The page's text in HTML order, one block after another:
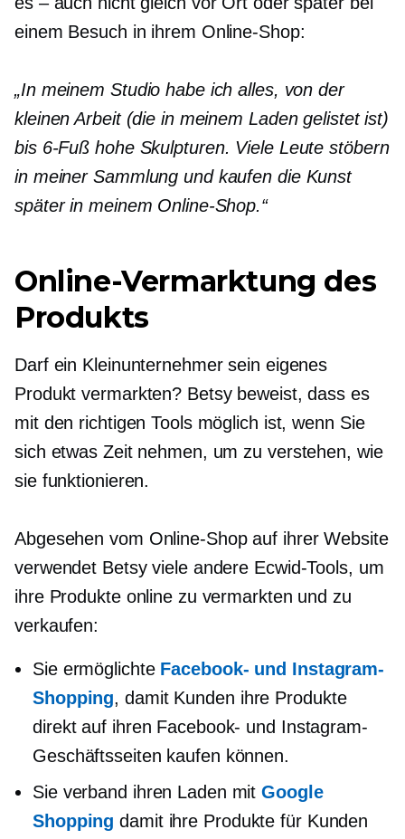
einem Besuch in ihrem Online-Shop:
„In meinem Studio habe ich alles, von der
kleinen Arbeit (die in meinem Laden gelistet ist)
bis 6-Fuß hohe Skulpturen. Viele Leute stöbern
in meiner Sammlung und kaufen die Kunst
später in meinem Online-Shop.“
Online-Vermarktung des
Produkts
Darf ein Kleinunternehmer sein eigenes
Produkt vermarkten? Betsy beweist, dass es
mit den richtigen Tools möglich ist, wenn Sie
sich etwas Zeit nehmen, um zu verstehen, wie
sie funktionieren.
Abgesehen vom Online-Shop auf ihrer Website
verwendet Betsy viele andere Ecwid-Tools, um
ihre Produkte online zu vermarkten und zu
verkaufen:
Sie ermöglichte Facebook- und Instagram-
Shopping, damit Kunden ihre Produkte
direkt auf ihren Facebook- und Instagram-
Geschäftsseiten kaufen können.
Sie verband ihren Laden mitGoogle
Shopping damit ihre Produkte für Kunden